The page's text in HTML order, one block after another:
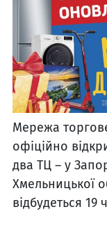
Мережа
офіційно
два ТЦ – у
Хмельницької
відбудеться 19